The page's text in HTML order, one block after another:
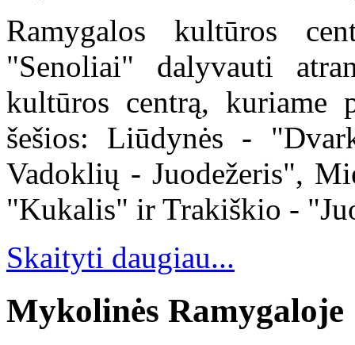
Ramygalos kultūros
"Senoliai" dalyvauti
kultūros centrą, kuriame
šešios: Liūdynės -
Vadoklių - Juodežeris",
"Kukalis" ir Trakiškio -
Skaityti daugiau...
Mykolinės Ramygaloje